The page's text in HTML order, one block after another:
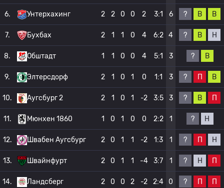
6. Унтерхахинг 2 2 0 0 2 3:1 6 ? В В
7. Бухбах 2 1 1 0 4 6:2 4 ? В Н
8. Обштадт 1 1 0 0 4 5:1 3 ? В
9. Элтерсдорф 2 1 0 1 0 1:1 3 ? П В
10. Аугсбург 2 2 1 0 1 -2 3:5 3 ? В П
11. Мюнхен 1860 1 0 1 0 0 2:2 1 ? Н
12. Швабен Аугсбург 2 0 1 1 -2 1:3 1 ? П Н
13. Швайнфурт 2 0 1 1 -4 3:7 1 ? Н П
14. Ландсберг 2 0 0 2 -2 2:4 0 ? П П